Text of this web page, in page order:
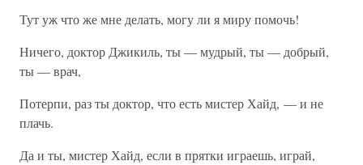
Тут уж что же мне делать, могу ли я миру помочь!
Ничего, доктор Джикиль, ты — мудрый, ты — добрый,
ты — врач,
Потерпи, раз ты доктор, что есть мистер Хайд, — и не
плачь.
Да и ты, мистер Хайд, если в прятки играешь, играй,